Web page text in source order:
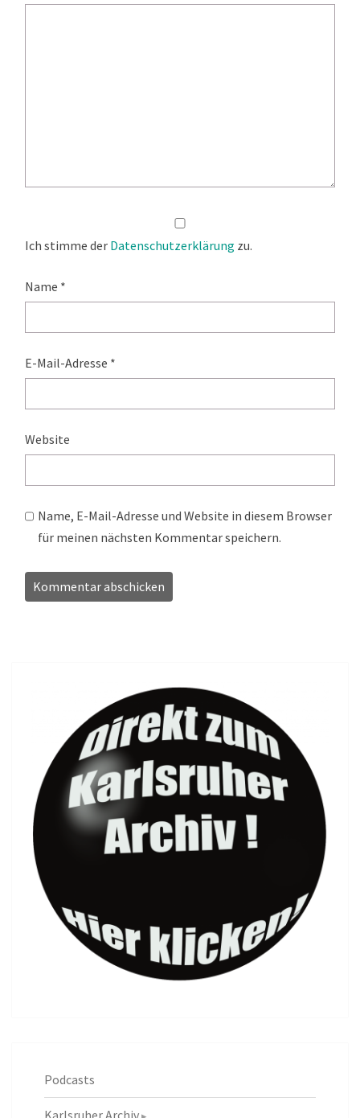
Ich stimme der Datenschutzerklärung zu.
Name *
E-Mail-Adresse *
Website
Name, E-Mail-Adresse und Website in diesem Browser
für meinen nächsten Kommentar speichern.
Podcasts